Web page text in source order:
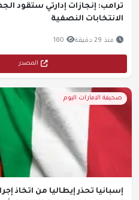
ترامب: إنجازات إدارتي ستقود
الانتخابات النصفية
منذ 29 دقيقة 160
المصدر
صحيفة الامارات اليوم
إسبانيا تحذر إيطاليا من اتخاذ